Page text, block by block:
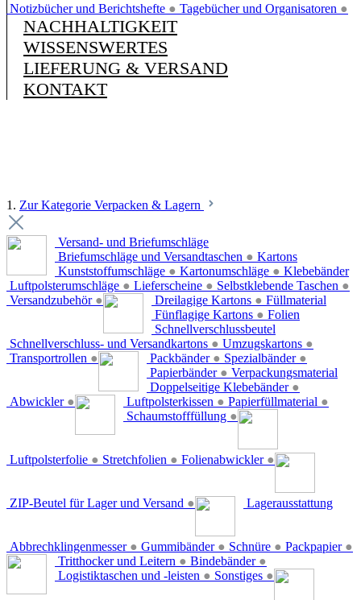
Notizbücher und Berichtshefte ● Tagebücher und Organisatoren ●
NACHHALTIGKEIT
WISSENSWERTES
LIEFERUNG & VERSAND
KONTAKT
1. Zur Kategorie Verpacken & Lagern
Versand- und Briefumschläge
Briefumschläge und Versandtaschen ●
Kunststoffumschläge ● Kartonumschläge ●
Luftpolsterumschläge ● Lieferscheine ● Selbstklebende Taschen ●
Versandzubehör ●
Kartons
Dreilagige Kartons ●
Fünflagige Kartons ●
Schnellverschluss- und Versandkartons ● Umzugskartons ●
Transportrollen ●
Klebebänder
Packbänder ● Spezialbänder ●
Papierbänder ●
Doppelseitige Klebebänder ●
Abwickler ●
Füllmaterial
Luftpolsterkissen ● Papierfüllmaterial ●
Schaumstofffüllung ●
Folien
Luftpolsterfolie ● Stretchfolien ● Folienabwickler ●
Schnellverschlussbeutel
ZIP-Beutel für Lager und Versand ●
Verpackungsmaterial
Abbrechklingenmesser ● Gummibänder ● Schnüre ● Packpapier ●
Lagerausstattung
Tritthocker und Leitern ● Bindebänder ●
Logistiktaschen und -leisten ● Sonstiges ●